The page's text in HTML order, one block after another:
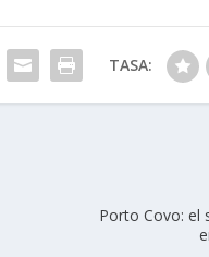
TASA:
Porto Covo: el